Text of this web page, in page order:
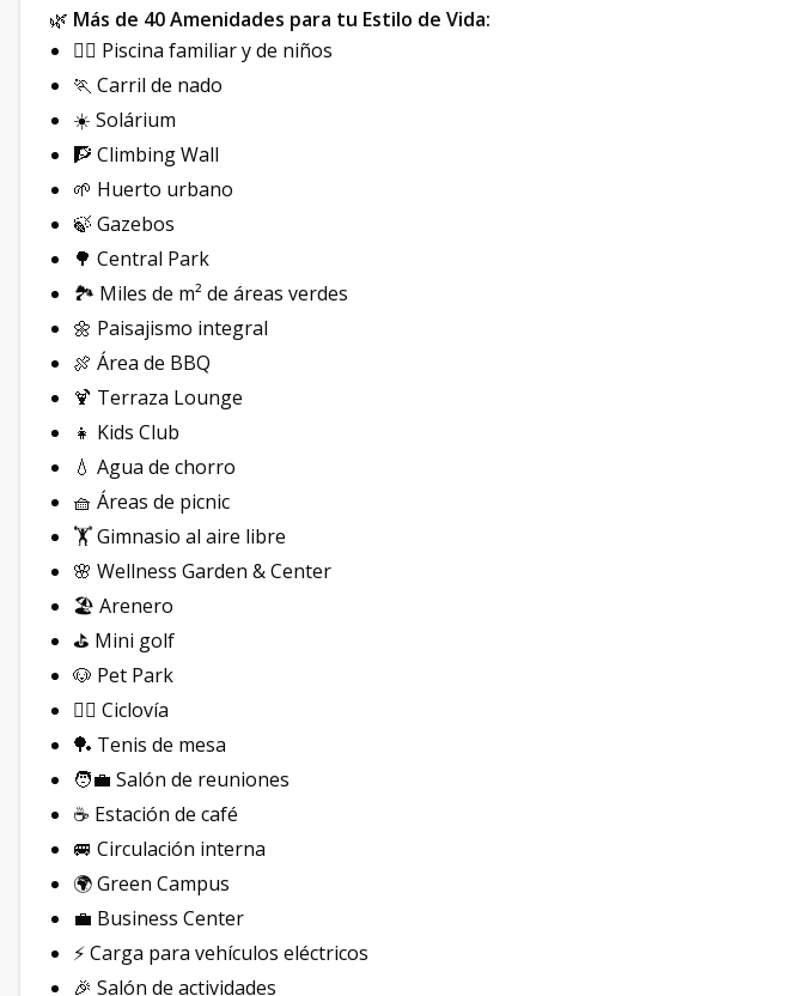
🌿 Más de 40 Amenidades para tu Estilo de Vida:
🏊‍♂️ Piscina familiar y de niños
🏃 Carril de nado
☀️ Solárium
🧗 Climbing Wall
🌱 Huerto urbano
🍃 Gazebos
🌳 Central Park
🏞️ Miles de m² de áreas verdes
🌼 Paisajismo integral
🍖 Área de BBQ
🍹 Terraza Lounge
👧 Kids Club
💧 Agua de chorro
🧺 Áreas de picnic
🏋️ Gimnasio al aire libre
🌸 Wellness Garden & Center
🏖️ Arenero
⛳ Mini golf
🐶 Pet Park
🚴‍♀️ Ciclovía
🏓 Tenis de mesa
🧑‍💼 Salón de reuniones
☕ Estación de café
🚐 Circulación interna
🌍 Green Campus
💼 Business Center
⚡ Carga para vehículos eléctricos
🎉 Salón de actividades